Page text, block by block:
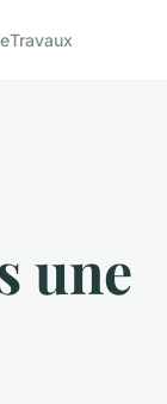
Travaux
une